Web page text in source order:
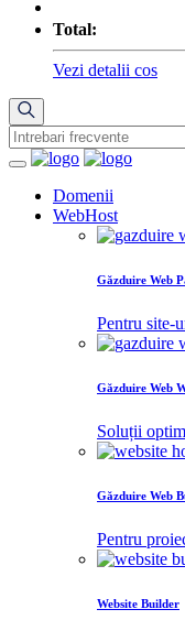
Total:
Vezi detalii cos
Domenii
WebHost
Găzduire Web
Pentru site-
Găzduire Web
Soluții
Găzduire Web
Pentru
Website Builder